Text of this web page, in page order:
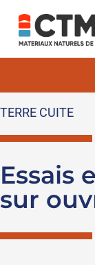
TERRE CUITE
Essais
sur